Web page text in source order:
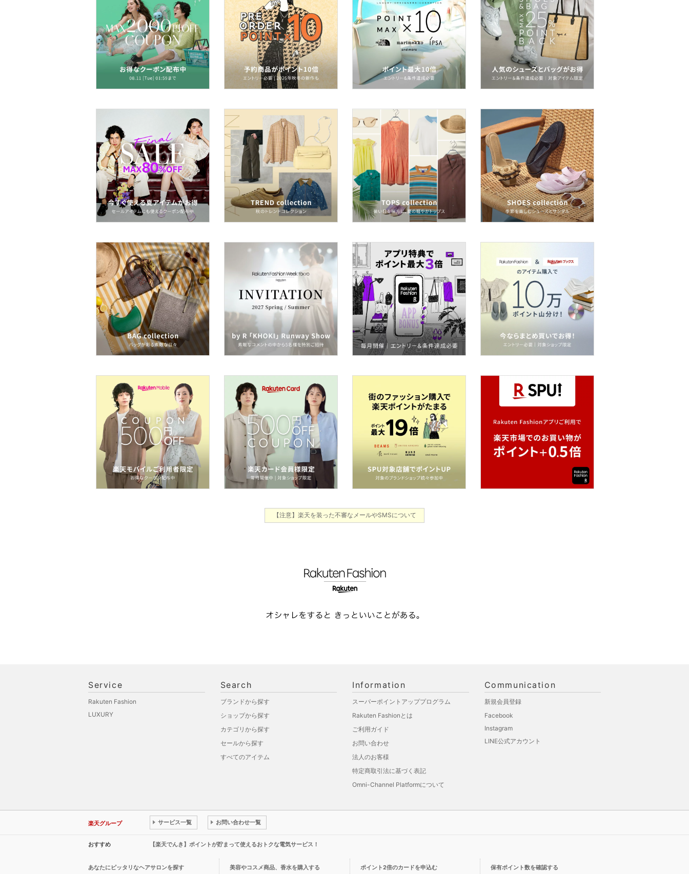
アクセサリー・腕時計
財布・ポーチ・ケース
ヘアアクセサリー
ー用品
スーツ・フォーマル
水着・スイムグッズ
着物・浴衣・和装小物
スキンケア
ベースメイク
メイクアップ
ネイル
ヘアケア
フレグランス
コフレ・キット・セット
食器・調理器具・キッチ
ン用品
インテリア・生活雑貨
スマホグッズ・オーディ
オ機器
【注意】楽天を装った不審なメールやSMSについて
Service
Rakuten Fashion
LUXURY
Search
ブランドから探す
ショップから探す
カテゴリから探す
セールから探す
すべてのアイテム
Information
スーパーポイントアッププログラム
Rakuten Fashionとは
ご利用ガイド
お問い合わせ
法人のお客様
特定商取引法に基づく表記
Omni-Channel Platformについて
Communication
新規会員登録
Facebook
Instagram
LINE公式アカウント
楽天グループ サービス一覧 お問い合わせ一覧
おすすめ 【楽天でんき】ポイントが貯まって使えるおトクな電気サービス！
あなたにピッタリなヘアサロンを探す 美容やコスメ商品、香水を購入する ポイント2倍のカードを申込む 保有ポイント数を確認する